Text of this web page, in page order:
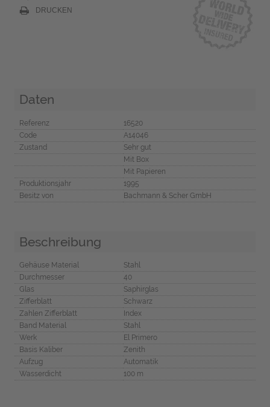
DRUCKEN
Daten
Referenz
16520
Code
A14046
Zustand
Sehr gut
Mit Box
Mit Papieren
Produktionsjahr
1995
Besitz von
Bachmann & Scher GmbH
Beschreibung
Gehäuse Material
Stahl
Durchmesser
40
Glas
Saphirglas
Zifferblatt
Schwarz
Zahlen Zifferblatt
Index
Band Material
Stahl
Werk
El Primero
Basis Kaliber
Zenith
Aufzug
Automatik
Wasserdicht
100 m